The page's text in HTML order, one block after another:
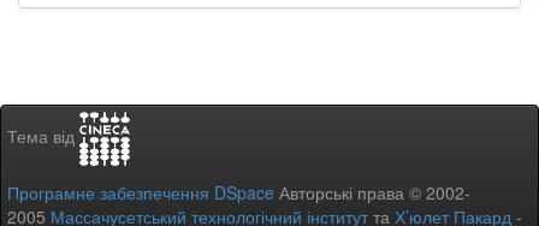
Тема від
Програмне забезпечення DSpace Авторські права © 2002-
2005 Массачусетський технологічний інститутта Х’юлет Пакард -